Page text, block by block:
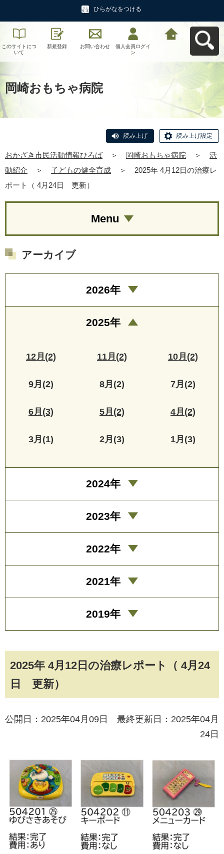
ひらがなをつける
このサイトにつ
いて
新規登録 お問い合わせ
個人会員ログイ
ン
岡崎おもちゃ病院
読み上げ 読み上げ設定
おかざき市民活動情報ひろば ＞ 岡崎おもちゃ病院 ＞
活
動紹介
＞ 子どもの健全育成 ＞
2025年 4月12日の治療レ
ポート（ 4月24日 更新）
2025年 4月12日の治療レポート（ 4月24
日 更新）
公開日：2025年04月09日 最終更新日：2025年04月
24日
Menu
アーカイブ
2026年
2025年
12月(2) 11月(2) 10月(2)
9月(2) 8月(2) 7月(2)
6月(3) 5月(2) 4月(2)
3月(1) 2月(3) 1月(3)
2024年
2023年
2022年
2021年
2019年